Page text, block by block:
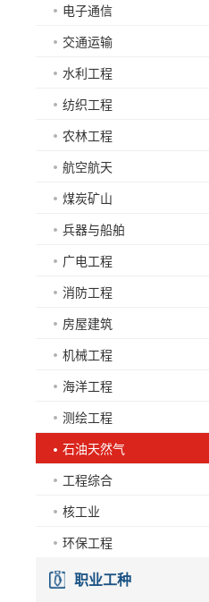
电子通信
交通运输
水利工程
纺织工程
农林工程
航空航天
煤炭矿山
兵器与船舶
广电工程
消防工程
房屋建筑
机械工程
海洋工程
测绘工程
石油天然气
工程综合
核工业
环保工程
职业工种